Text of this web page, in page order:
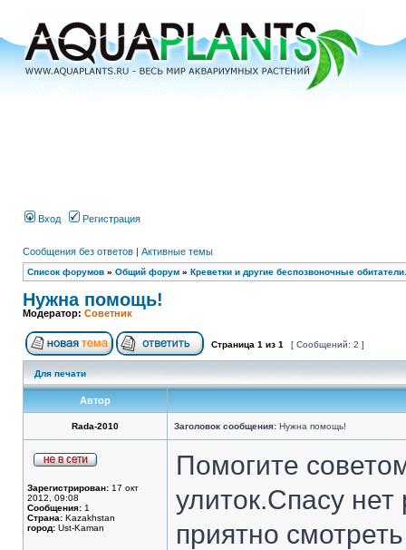
Вход Регистрация
Сообщения без ответов | Активные темы
Список форумов » Общий форум » Креветки и другие беспозвоночные обитатели.
Нужна помощь!
Модератор: Советник
Страница 1 из 1 [ Сообщений: 2 ]
Для печати
Автор
Rada-2010 Заголовок сообщения: Нужна помощь!
Зарегистрирован: 17 окт
2012, 09:08
Сообщения: 1
Страна: Kazakhstan
город: Ust-Kaman
Помогите
улиток.Спасу
приятно